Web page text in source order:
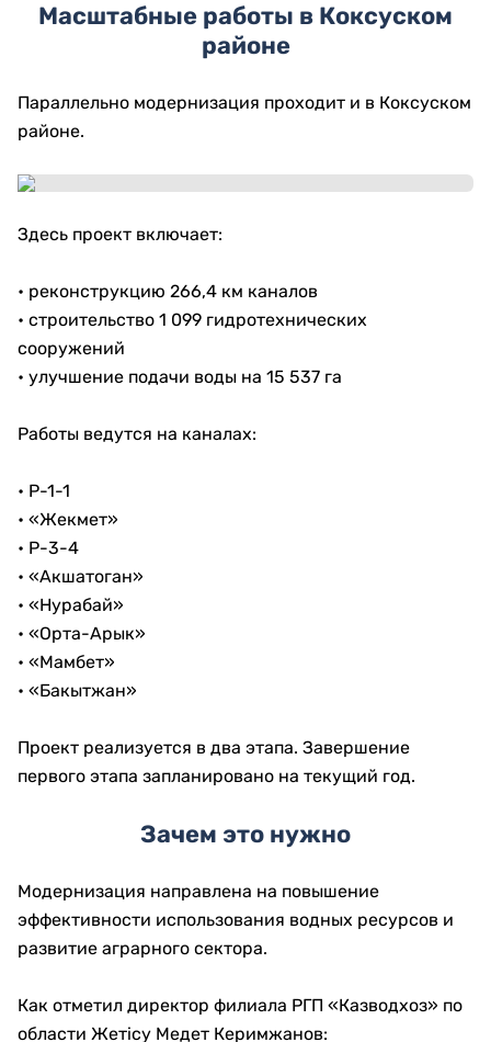
Масштабные работы в Коксуском
районе
Параллельно модернизация проходит и в Коксуском
районе.
Здесь проект включает:
• реконструкцию 266,4 км каналов
• строительство 1 099 гидротехнических
сооружений
• улучшение подачи воды на 15 537 га
Работы ведутся на каналах:
• Р-1-1
• «Жекмет»
• Р-3-4
• «Акшатоган»
• «Нурабай»
• «Орта-Арык»
• «Мамбет»
• «Бакытжан»
Проект реализуется в два этапа. Завершение
первого этапа запланировано на текущий год.
Зачем это нужно
Модернизация направлена на повышение
эффективности использования водных ресурсов и
развитие аграрного сектора.
Как отметил директор филиала РГП «Казводхоз» по
области Жетісу Медет Керимжанов: